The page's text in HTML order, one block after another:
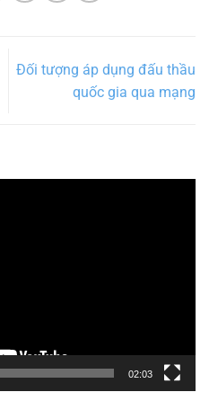
Đối tượng áp dụng đấu thầu
quốc gia qua mạng
02:03